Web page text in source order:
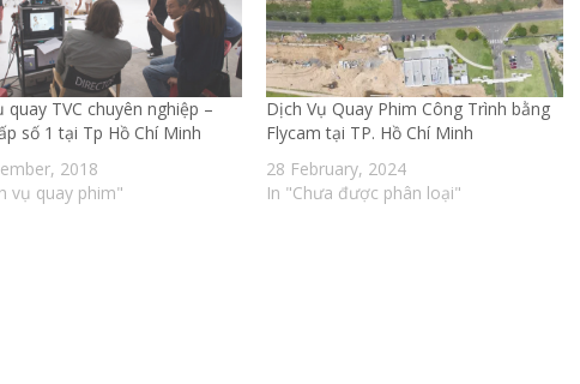
quay TVC chuyên nghiệp –
số 1 tại Tp Hồ Chí Minh
2018
vụ quay phim"
Dịch Vụ Quay Phim Công Trình bằng
Flycam tại TP. Hồ Chí Minh
28 February, 2024
In "Chưa được phân loại"